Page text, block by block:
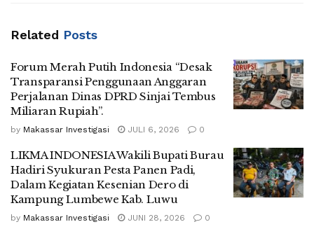
Related Posts
Forum Merah Putih Indonesia “Desak
Transparansi Penggunaan Anggaran
Perjalanan Dinas DPRD Sinjai Tembus
Miliaran Rupiah”.
by Makassar Investigasi JULI 6, 2026 0
LIKMA INDONESIA Wakili Bupati Burau
Hadiri Syukuran Pesta Panen Padi,
Dalam Kegiatan Kesenian Dero di
Kampung Lumbewe Kab. Luwu
by Makassar Investigasi JUNI 28, 2026 0